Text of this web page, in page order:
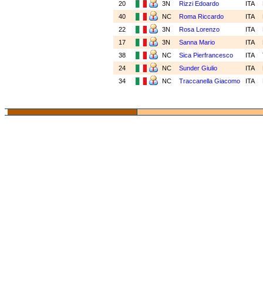
20
3N Rizzi Edoardo ITA
40
NC Roma Riccardo ITA
22
3N Rosa Lorenzo ITA
17
3N Sanna Mario ITA
38
NC Sica Pierfrancesco ITA
24
NC Sunder Giulio ITA
34
NC Traccanella Giacomo ITA